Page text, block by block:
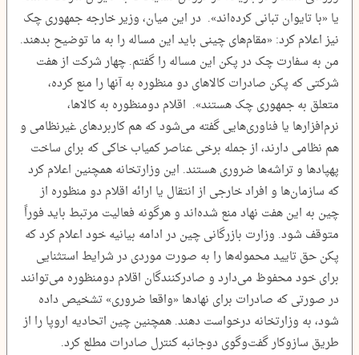
یا «با تایوان تبانی کرده‌اند». در این میان، وزیر خارجه جمهوری چک
نیز اعلام کرد: «مقام‌های چینی باید این مساله را به ما توضیح بدهند.
من به سفارت چک در پکن این مساله را گفتم. چهار شرکت از هفت
شرکتی که پکن صادرات کالاهای دو منظوره به آنها را منع کرده،
متعلق به جمهوری چک هستند». اقلام دومنظوره به کالاها،
نرم‌افزارها یا فناوری‌هایی گفته می‌شود که هم کاربردهای غیرنظامی و
هم نظامی دارند، از جمله برخی عناصر کمیاب خاکی که برای ساخت
پهپادها و تراشه‌ها ضروری هستند. این وزارتخانه همچنین اعلام کرد
که سازمان‌ها و افراد خارجی از انتقال یا ارائه اقلام دو منظوره از
چین به این هفت نهاد منع شده‌اند و هرگونه فعالیت مرتبط باید فوراً
متوقف شود. وزارت بازرگانی چین در ادامه بیانیه خود اعلام کرد که
پکن حق تایید محموله‌ها را به صورت موردی در شرایط استثنایی
برای خود محفوظ می‌دارد و صادرکنندگان اقلام دومنظوره می‌توانند
در صورتی که صادرات برای نهادها «واقعا ضروری» تشخیص داده
شود، به وزارتخانه درخواست دهند. همچنین چین اتحادیه اروپا را از
طریق سازوکار گفت‌وگوی دوجانبه کنترل صادرات مطلع کرد.